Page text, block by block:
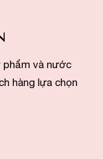
phẩm và nước
hàng lựa chọn